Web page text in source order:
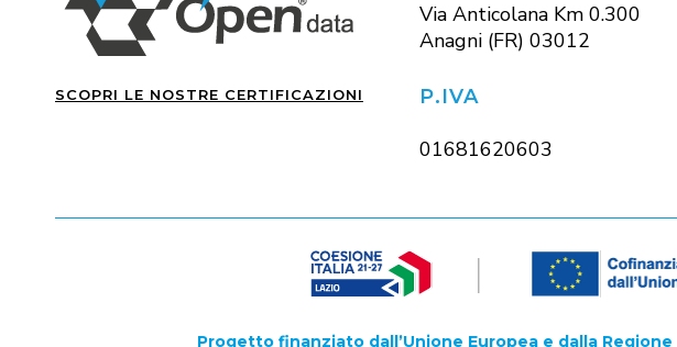
SCOPRI LE NOSTRE CERTIFICAZIONI
Via Anticolana Km 0.300
Anagni (FR) 03012
P.IVA
01681620603
Progetto finanziato dall’Unione Europea e dalla